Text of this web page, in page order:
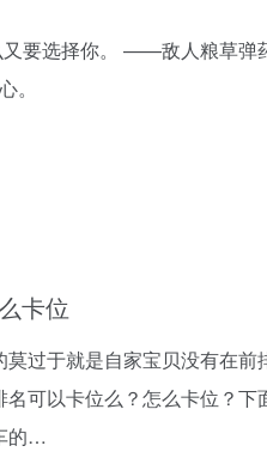
要选择你。 ——敌人粮草弹
。
卡位
过于就是自家宝贝没有在
可以卡位么？怎么卡位？
的…